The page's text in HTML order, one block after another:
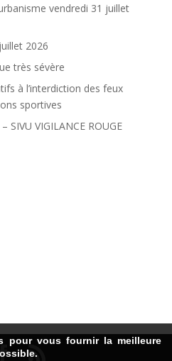
vendredi 31 juillet
2026
très sévère
à l’interdiction des feux
sportives
SIVU VIGILANCE ROUGE
pour vous fournir la meilleure